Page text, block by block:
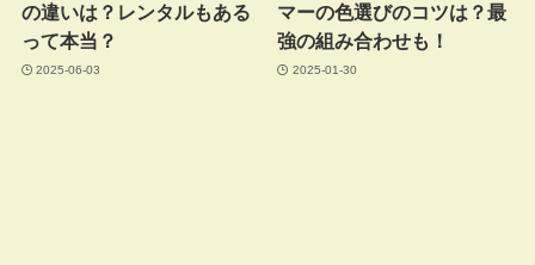
の違いは？レンタルもある
って本当？
2025-06-03
マーの色選びのコツは？最
強の組み合わせも！
2025-01-30